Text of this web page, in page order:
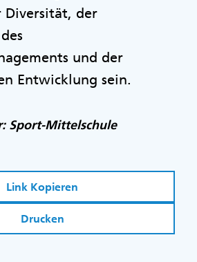
der
und der
Entwicklung sein.
Sport-Mittelschule
Link Kopieren
Drucken